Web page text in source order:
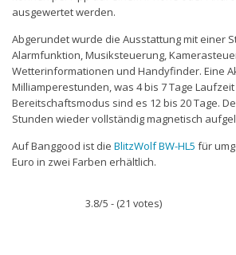
ausgewertet werden.
Abgerundet wurde die Ausstattung mit einer
Alarmfunktion, Musiksteuerung,
Wetterinformationen und Handyfinder. Eine
Milliamperestunden, was 4 bis 7 Tage
Bereitschaftsmodus sind es 12 bis 20 Tage.
Stunden wieder vollständig magnetisch
Auf Banggood ist die BlitzWolf BW-HL5 für
Euro in zwei Farben erhältlich.
3.8/5 - (21 votes)